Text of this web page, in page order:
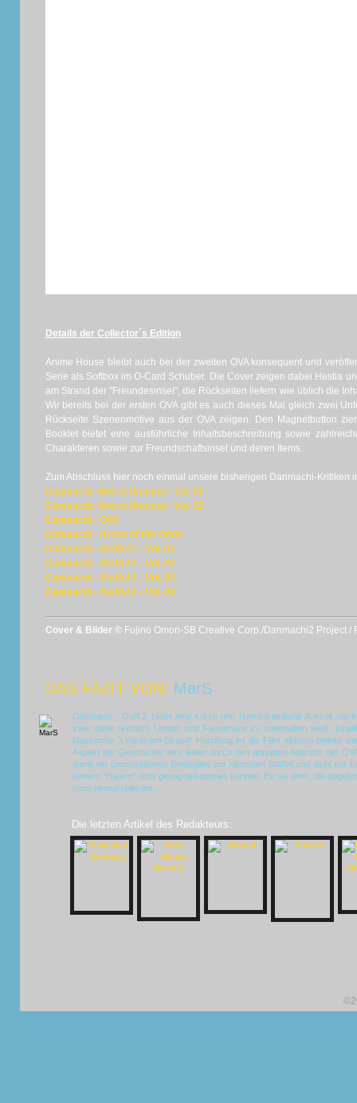
Details der Collector´s Edition
Anime House bleibt auch bei der zweiten OVA konsequent und
Serie als Softbox im O-Card Schuber. Die Cover zeigen dabei Hestia
am Strand der "Freundesinsel", die Rückseiten liefern wie üblich die
Wir bereits bei der ersten OVA gibt es auch dieses Mal gleich zwei
Rückseite Szenenmotive aus der OVA zeigen. Den Magnetbutton
Booklet bietet eine ausführliche Inhaltsbeschreibung sowie
Charakteren sowie zur Freundschaftsinsel und deren Items.
Zum Abschluss hier noch einmal unsere bisherigen Danmachi-Kritiken
Danmachi: Sword Oratoria - Vol. 01
Danmachi: Sword Oratoria - Vol. 02
Danmachi - OVA
Danmachi - Arrow of the Orion
Danmachi - Staffel 2 - Vol. 01
Danmachi - Staffel 2 - Vol. 02
Danmachi - Staffel 2- Vol. 03
Danmachi - Staffel 2 - Vol. 04
Cover & Bilder © Fujino Omori-SB Creative Corp./Danmachi2 Project /
DAS FAZIT VON: MarS
Danmachi - OVA 2 bietet eine kurze und humororientierte Auszeit
zwar dank reichlich Unsinn und Fanservice zu unterhalten weiß,
klassische "Urlaub-am-Strand" Handlung ist als Filler ebenso beliebt
Aspekt der Geschichte wird leider durch den abrupten Abbruch der
damit ein unscheinbares Bindeglied zur nächsten Staffel und wohl nur
seinem "Harem" nicht genug bekommen können. Es sei denn, die
noch einmal relevant...
Die letzten Artikel des Redakteurs: